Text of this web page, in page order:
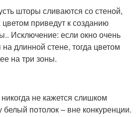
шторы сливаются со стеной,
приведут к созданию
Исключение: если окно очень
длинной стене, тогда цветом
на три зоны.
не кажется слишком
потолок – вне конкуренции.